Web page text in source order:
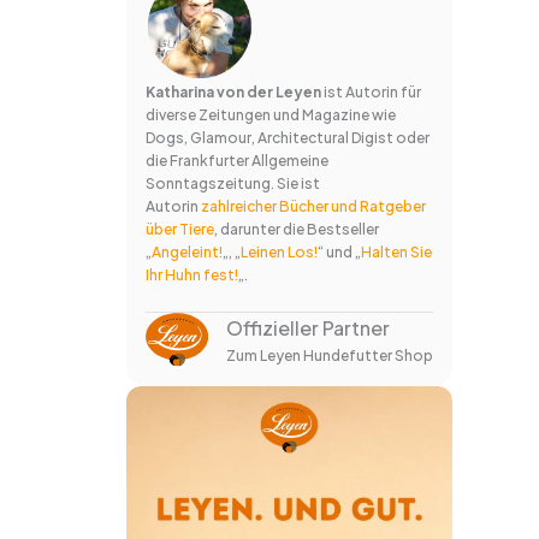
Katharina von der Leyen ist Autorin für
diverse Zeitungen und Magazine wie
Dogs, Glamour, Architectural Digist oder
die Frankfurter Allgemeine
Sonntagszeitung. Sie ist
Autorin zahlreicher Bücher und Ratgeber
über Tiere , darunter die Bestseller
„Angeleint! „, „Leinen Los!“ und „Halten Sie
Ihr Huhn fest!
Offizieller Partner
Zum Leyen Hundefutter Shop